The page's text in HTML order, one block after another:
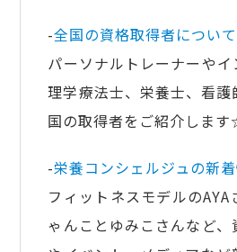
-全国の資格取得者につい
パーソナルトレーナーやイ
理学療法士、栄養士、看
国の取得者をご紹介しま
-栄養コンシェルジュの新
フィットネスモデルの
ゃんことゆみこさんなど